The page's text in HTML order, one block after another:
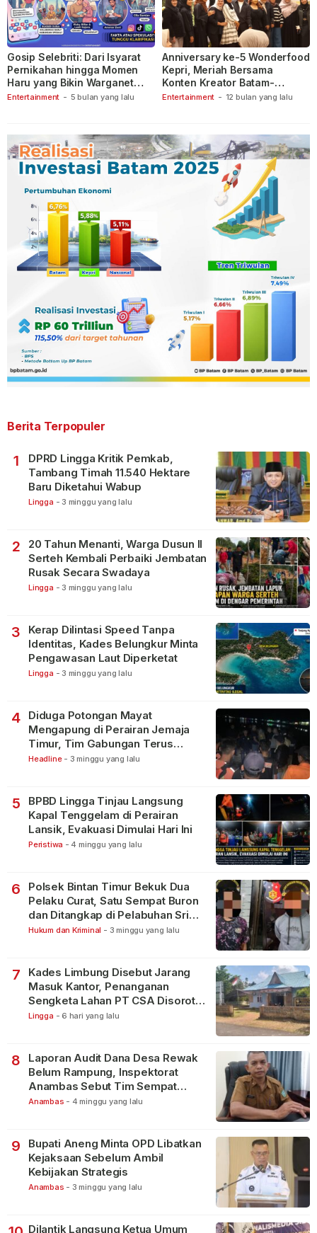
Entertainment - 5 bulan yang lalu
Gosip Selebriti: Dari Isyarat
Pernikahan hingga Momen
Haru yang Bikin Warganet
Berspekulasi
Entertainment - 12 bulan yang lalu
Anniversary ke-5 Wonderfood
Kepri, Meriah Bersama
Konten Kreator Batam-
Tanjungpinang
Berita Terpopuler
1
DPRD Lingga Kritik Pemkab,
Tambang Timah 11.540 Hektare
Baru Diketahui Wabup
Lingga - 3 minggu yang lalu
2
20 Tahun Menanti, Warga Dusun II
Serteh Kembali Perbaiki Jembatan
Rusak Secara Swadaya
Lingga - 3 minggu yang lalu
3
Kerap Dilintasi Speed Tanpa
Identitas, Kades Belungkur Minta
Pengawasan Laut Diperketat
Lingga - 3 minggu yang lalu
4
Diduga Potongan Mayat
Mengapung di Perairan Jemaja
Timur, Tim Gabungan Terus
Lakukan Pencarian
Headline - 3 minggu yang lalu
5
BPBD Lingga Tinjau Langsung
Kapal Tenggelam di Perairan
Lansik, Evakuasi Dimulai Hari Ini
Peristiwa - 4 minggu yang lalu
6
Polsek Bintan Timur Bekuk Dua
Pelaku Curat, Satu Sempat Buron
dan Ditangkap di Pelabuhan Sri
Bintan Pura
Hukum dan Kriminal - 3 minggu yang lalu
7
Kades Limbung Disebut Jarang
Masuk Kantor, Penanganan
Sengketa Lahan PT CSA Disorot
Warga
Lingga - 6 hari yang lalu
8
Laporan Audit Dana Desa Rewak
Belum Rampung, Inspektorat
Anambas Sebut Tim Sempat
Terbagi Tangani Kasus Lain
Anambas - 4 minggu yang lalu
9
Bupati Aneng Minta OPD Libatkan
Kejaksaan Sebelum Ambil
Kebijakan Strategis
Anambas - 3 minggu yang lalu
Dilantik Langsung Ketua Umum